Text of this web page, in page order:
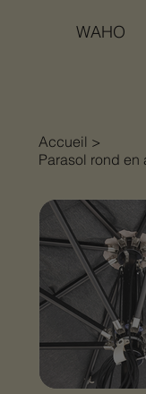
WAHO
Accueil >